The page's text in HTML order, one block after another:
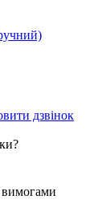
дзвінок
вимогами